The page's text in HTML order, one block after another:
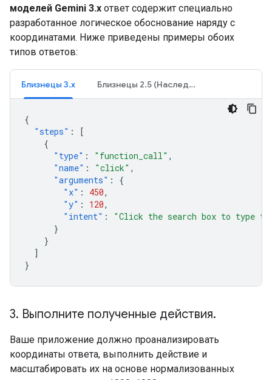
моделей Gemini 3.x ответ содержит специально
разработанное логическое обоснование наряду с
координатами. Ниже приведены примеры обоих
типов ответов:
Близнецы 3.x Близнецы 2.5 (Наследие)
{
"steps" :
[
{
"type" : "function_call" ,
"name" : "click" ,
"arguments" :
{
"x" : 450,
"y" : 120,
"intent" :
"Click the search box to type
}
}
]
}
3. Выполните полученные действия.
Ваше приложение должно проанализировать
координаты ответа, выполнить действие и
масштабировать их на основе нормализованных